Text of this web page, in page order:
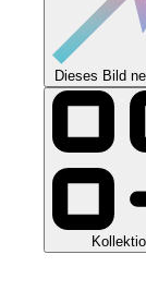
Dieses Bild